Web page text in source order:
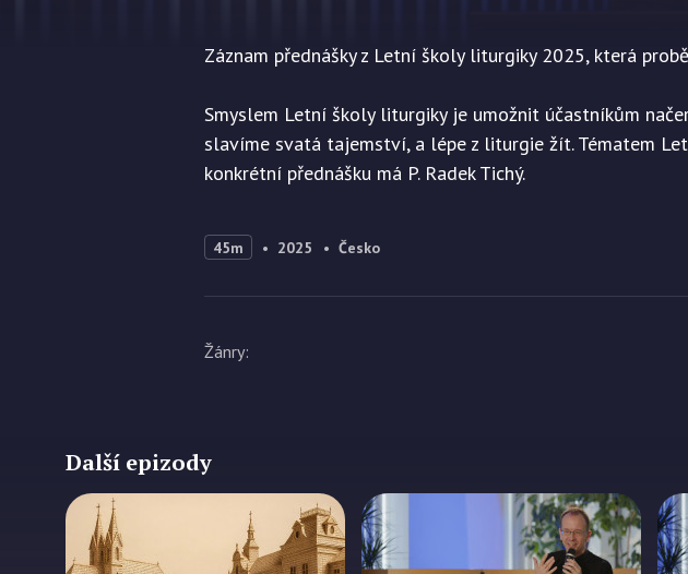
Záznam přednášky z Letní školy liturgiky 2025, která
Smyslem Letní školy liturgiky je umožnit účastníkům
slavíme svatá tajemství, a lépe z liturgie žít. Tématem
konkrétní přednášku má P. Radek Tichý.
45m 2025 Česko
Žánry:
Další epizody